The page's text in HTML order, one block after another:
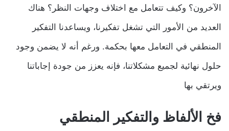
الآخرون؟ وكيف تتعامل مع اختلاف وجهات النظر؟ هناك
العديد من الأمور التي تشغل تفكيرنا، ويساعدنا التفكير
المنطقي في التعامل معها بحكمة. ورغم أنه لا يضمن وجود
حلول نهائية لجميع مشكلاتنا، فإنه يعزز من جودة إجاباتنا
ويرتقي بها
فخ الألفاظ والتفكير المنطقي